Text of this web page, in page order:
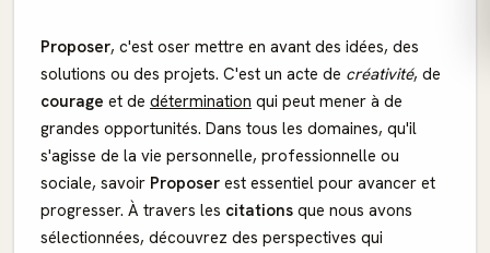
Proposer, c'est oser mettre en avant des idées, des
solutions ou des projets. C'est un acte de créativité, de
courage et de détermination qui peut mener à de
grandes opportunités. Dans tous les domaines, qu'il
s'agisse de la vie personnelle, professionnelle ou
sociale, savoir Proposer est essentiel pour avancer et
progresser. À travers les citations que nous avons
sélectionnées, découvrez des perspectives qui